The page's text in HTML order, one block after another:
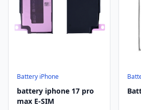
Battery iPhone
battery iphone 17 pro
max E-SIM